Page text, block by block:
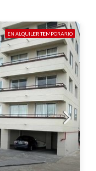
EN ALQUILER TEMPORARIO